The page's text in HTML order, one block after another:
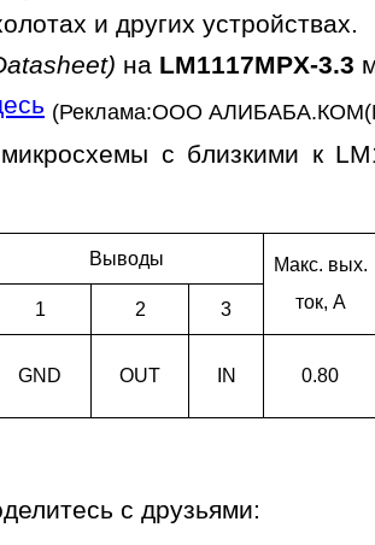
и других устройствах.
на LM1117MPX-3.3
(Реклама:ООО
с близкими к
Выводы
Макс. вых.
ток, A
1 2 3
GND OUT IN 0.80
с друзьями: